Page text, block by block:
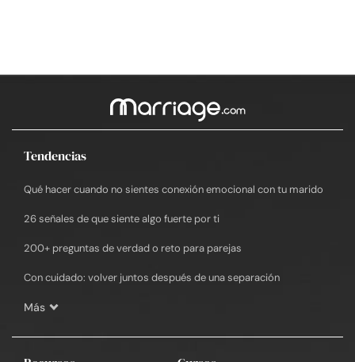
Tendencias
Qué hacer cuando no sientes conexión emocional con tu marido
26 señales de que siente algo fuerte por ti
200+ preguntas de verdad o reto para parejas
Con cuidado: volver juntos después de una separación
Más